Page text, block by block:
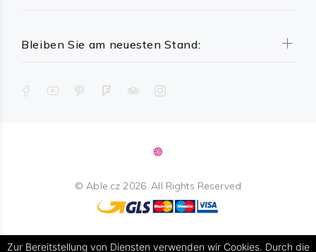
Bleiben Sie am neuesten Stand:
©Able.cz 2026. All Rights Reserved
Zur Bereitstellung von Diensten verwenden wir Cookies. Durch die